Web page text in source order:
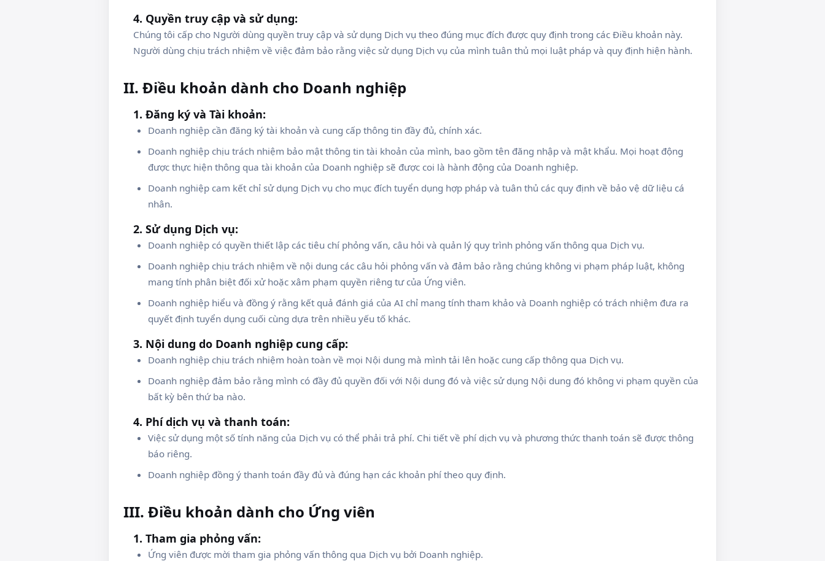
4. Quyền truy cập và sử dụng:
Chúng tôi cấp cho Người dùng quyền truy cập và sử dụng Dịch vụ theo đúng mục đích được quy định trong các Điều khoản này.
Người dùng chịu trách nhiệm về việc đảm bảo rằng việc sử dụng Dịch vụ của mình tuân thủ mọi luật pháp và quy định hiện hành.
II. Điều khoản dành cho Doanh nghiệp
1. Đăng ký và Tài khoản:
Doanh nghiệp cần đăng ký tài khoản và cung cấp thông tin đầy đủ, chính xác.
Doanh nghiệp chịu trách nhiệm bảo mật thông tin tài khoản của mình, bao gồm tên đăng nhập và mật khẩu. Mọi hoạt động
được thực hiện thông qua tài khoản của Doanh nghiệp sẽ được coi là hành động của Doanh nghiệp.
Doanh nghiệp cam kết chỉ sử dụng Dịch vụ cho mục đích tuyển dụng hợp pháp và tuân thủ các quy định về bảo vệ dữ liệu cá
nhân.
2. Sử dụng Dịch vụ:
Doanh nghiệp có quyền thiết lập các tiêu chí phỏng vấn, câu hỏi và quản lý quy trình phỏng vấn thông qua Dịch vụ.
Doanh nghiệp chịu trách nhiệm về nội dung các câu hỏi phỏng vấn và đảm bảo rằng chúng không vi phạm pháp luật, không
mang tính phân biệt đối xử hoặc xâm phạm quyền riêng tư của Ứng viên.
Doanh nghiệp hiểu và đồng ý rằng kết quả đánh giá của AI chỉ mang tính tham khảo và Doanh nghiệp có trách nhiệm đưa ra
quyết định tuyển dụng cuối cùng dựa trên nhiều yếu tố khác.
3. Nội dung do Doanh nghiệp cung cấp:
Doanh nghiệp chịu trách nhiệm hoàn toàn về mọi Nội dung mà mình tải lên hoặc cung cấp thông qua Dịch vụ.
Doanh nghiệp đảm bảo rằng mình có đầy đủ quyền đối với Nội dung đó và việc sử dụng Nội dung đó không vi phạm quyền của
bất kỳ bên thứ ba nào.
4. Phí dịch vụ và thanh toán:
Việc sử dụng một số tính năng của Dịch vụ có thể phải trả phí. Chi tiết về phí dịch vụ và phương thức thanh toán sẽ được thông
báo riêng.
Doanh nghiệp đồng ý thanh toán đầy đủ và đúng hạn các khoản phí theo quy định.
III. Điều khoản dành cho Ứng viên
1. Tham gia phỏng vấn:
Ứng viên được mời tham gia phỏng vấn thông qua Dịch vụ bởi Doanh nghiệp.